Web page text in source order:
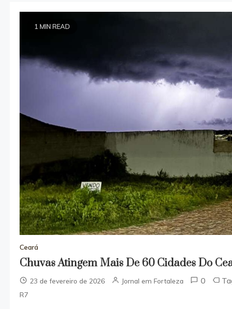
1 MIN READ
Ceará
Chuvas Atingem Mais De 60 Cidades Do
23 de fevereiro de 2026 Jornal em Fortaleza 0
R7